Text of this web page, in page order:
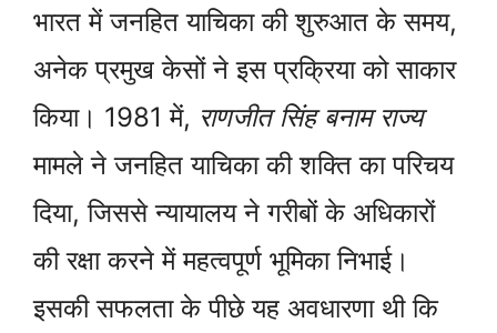
भारत में जनहित याचिका की शुरुआत के समय,
अनेक प्रमुख केसों ने इस प्रक्रिया को साकार
किया। 1981 में, राणजीत सिंह बनाम राज्य
मामले ने जनहित याचिका की शक्ति का परिचय
दिया, जिससे न्यायालय ने गरीबों के अधिकारों
की रक्षा करने में महत्वपूर्ण भूमिका निभाई।
इसकी सफलता के पीछे यह अवधारणा थी कि